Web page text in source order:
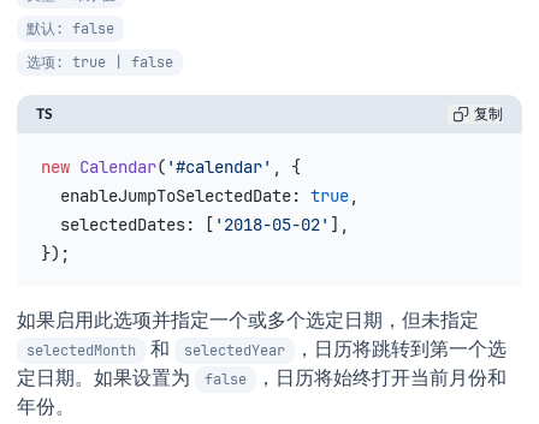
默认: false
选项: true | false
TS 复制
new Calendar( '#calendar' , {
  enableJumpToSelectedDate
: true,
  selectedDates
: [ '2018-05-02' ],
});
如果启用此选项并指定一个或多个选定日期，但未指定
selectedMonth
和 selectedYear
，日历将跳转到第一个选
定日期。如果设置为
false
，日历将始终打开当前月份和
年份。